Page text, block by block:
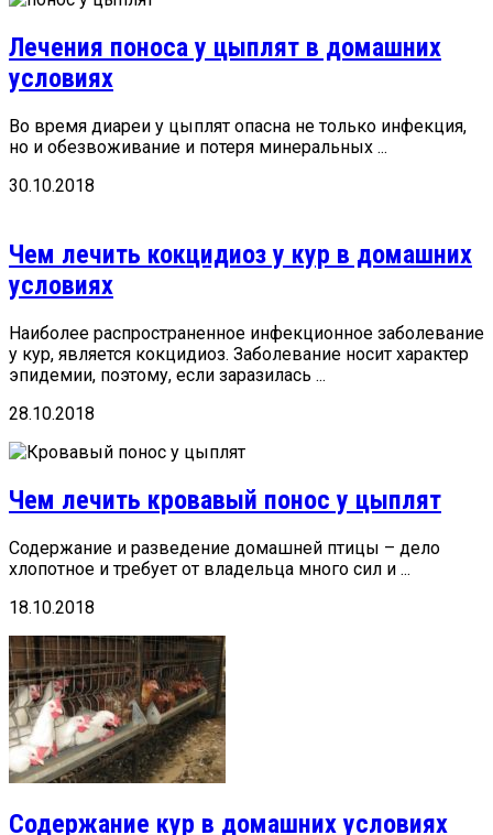
Лечения поноса у цыплят в домашних
условиях
Во время диареи у цыплят опасна не только инфекция,
но и обезвоживание и потеря минеральных ...
30.10.2018
Чем лечить кокцидиоз у кур в домашних
условиях
Наиболее распространенное инфекционное заболевание
у кур, является кокцидиоз. Заболевание носит характер
эпидемии, поэтому, если заразилась ...
28.10.2018
Чем лечить кровавый понос у цыплят
Содержание и разведение домашней птицы – дело
хлопотное и требует от владельца много сил и ...
18.10.2018
Содержание кур в домашних условиях